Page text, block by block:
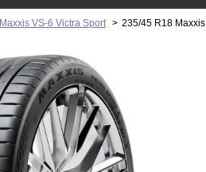
Maxxis VS-6 Victra Sport > 235/45 R18 Maxxis